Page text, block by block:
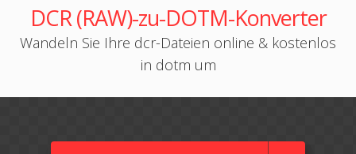
DCR (RAW)-zu-DOTM-Konverter
Wandeln Sie Ihre dcr-Dateien online & kostenlos
in dotm um